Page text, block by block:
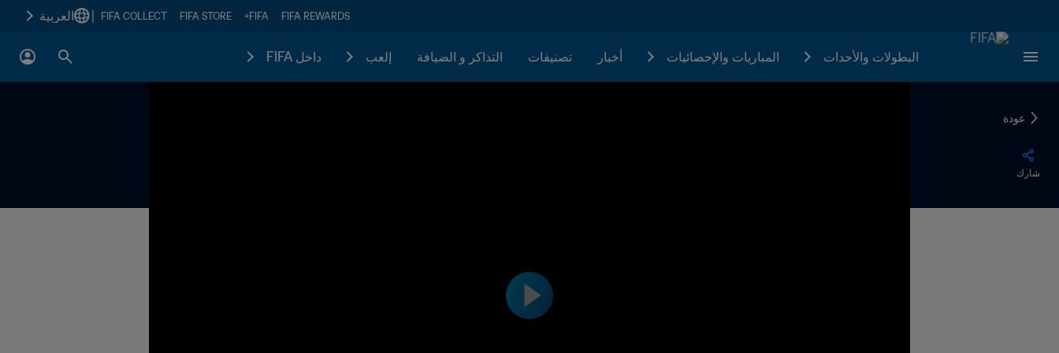
FIFA REWARDS
FIFA+
FIFA STORE
FIFA COLLECT العربية
البطولات والأحدات المباريات والإحصائيات أخبار تصنيفات التذاكر و الضيافة إلعب داخل FIFA
عودة
شارك